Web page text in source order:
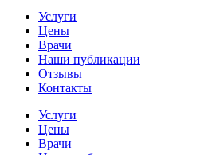
Услуги
Цены
Врачи
Наши публикации
Отзывы
Контакты
Услуги
Цены
Врачи